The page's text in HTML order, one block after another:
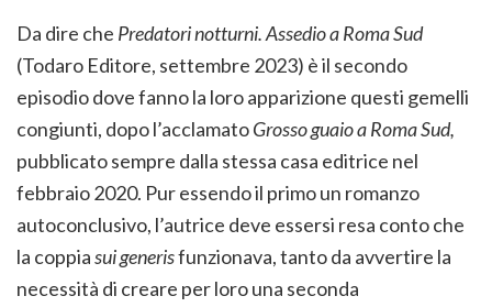
Da dire che Predatori notturni. Assedio a Roma Sud
(Todaro Editore, settembre 2023) è il secondo
episodio dove fanno la loro apparizione questi gemelli
congiunti, dopo l’acclamatoGrosso guaio a Roma Sud,
pubblicato sempre dalla stessa casa editrice nel
febbraio 2020. Pur essendo il primo un romanzo
autoconclusivo, l’autrice deve essersi resa conto che
la coppiasui generisfunzionava, tanto da avvertire la
necessità di creare per loro una seconda